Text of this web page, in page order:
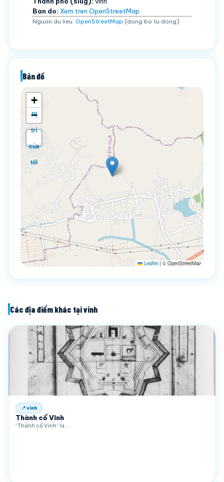
Ban do: Xem tren OpenStreetMap
Nguon du lieu: OpenStreetMap (dong bo tu dong)
Bản đồ
+
−
Vị
trí
của
tôi
Leaflet | © OpenStreetMap
Các địa điểm khác tại vinh
📍 vinh
Thành cổ Vinh
“Thành cổ Vinh” la…